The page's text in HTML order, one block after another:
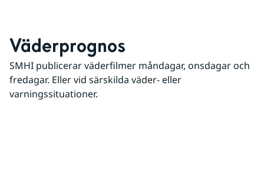
Väderprognos
SMHI publicerar väderfilmer måndagar, onsdagar och
fredagar. Eller vid särskilda väder- eller
varningssituationer.